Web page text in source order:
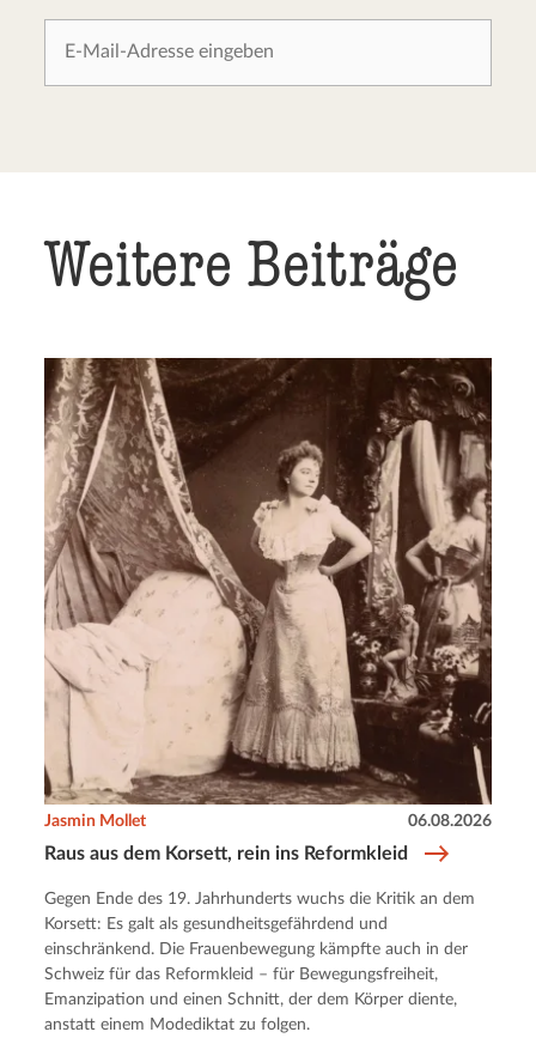
Weitere Beiträge
Raus aus dem Korsett, rein ins Reformkleid
Jasmin Mollet 06.08.2026
Gegen Ende des 19. Jahrhunderts wuchs die Kritik an dem
Korsett: Es galt als gesundheitsgefährdend und
einschränkend. Die Frauenbewegung kämpfte auch in der
Schweiz für das Reformkleid – für Bewegungsfreiheit,
Emanzipation und einen Schnitt, der dem Körper diente,
anstatt einem Modediktat zu folgen.